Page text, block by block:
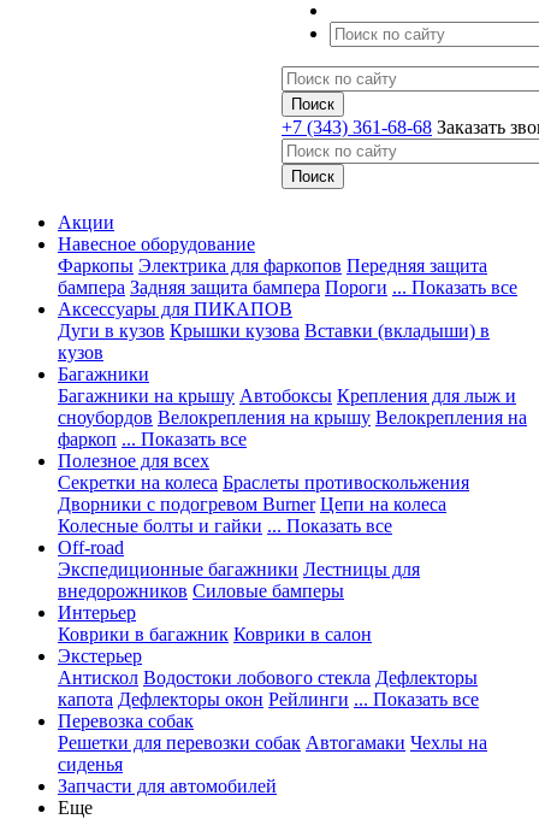
+7 (343) 361-68-68 Заказать
Акции
Навесное оборудование
Фаркопы Электрика для фаркопов Передняя защита
бампера Задняя защита бампера Пороги ... Показать все
Аксессуары для ПИКАПОВ
Дуги в кузов Крышки кузова Вставки (вкладыши) в
кузов
Багажники
Багажники на крышу Автобоксы Крепления для лыж и
сноубордов Велокрепления на крышу Велокрепления на
фаркоп ... Показать все
Полезное для всех
Секретки на колеса Браслеты противоскольжения
Дворники с подогревом Burner Цепи на колеса
Колесные болты и гайки ... Показать все
Off-road
Экспедиционные багажники Лестницы для
внедорожников Силовые бамперы
Интерьер
Коврики в багажник Коврики в салон
Экстерьер
Антискол Водостоки лобового стекла Дефлекторы
капота Дефлекторы окон Рейлинги ... Показать все
Перевозка собак
Решетки для перевозки собак Автогамаки Чехлы на
сиденья
Запчасти для автомобилей
Еще